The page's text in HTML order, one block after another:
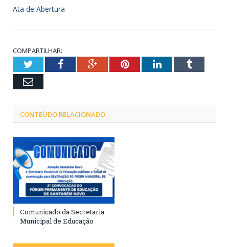
Ata de Abertura
COMPARTILHAR:
TwitterFacebookGoogle+PinterestLinkedInTumblr
Email
CONTEÚDO RELACIONADO
Comunicado da Secretaria
Municipal de Educação